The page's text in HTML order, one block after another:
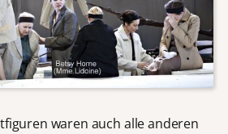
waren auch alle anderen